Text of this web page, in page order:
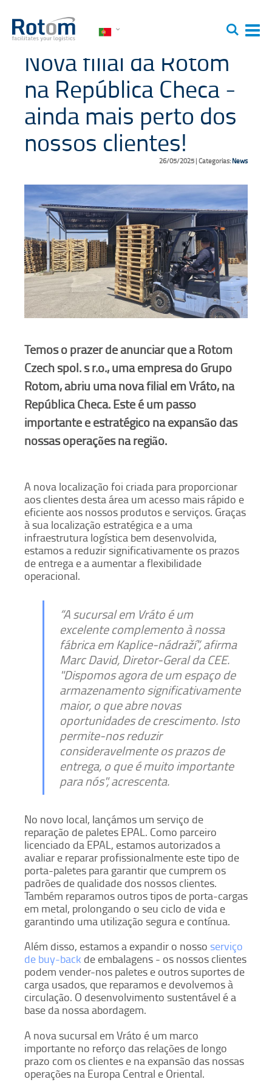
para
Nav
Nova filial da Rotom
na República Checa -
ainda mais perto dos
nossos clientes!
26/05/2025 | Categorias: News
Temos o prazer de anunciar que a Rotom
Czech spol. s r.o., uma empresa do Grupo
Rotom, abriu uma nova filial em Vráto, na
República Checa. Este é um passo
importante e estratégico na expansão das
nossas operações na região.
A nova localização foi criada para proporcionar
aos clientes desta área um acesso mais rápido e
eficiente aos nossos produtos e serviços. Graças
à sua localização estratégica e a uma
infraestrutura logística bem desenvolvida,
estamos a reduzir significativamente os prazos
de entrega e a aumentar a flexibilidade
operacional.
“A sucursal em Vráto é um
excelente complemento à nossa
fábrica em Kaplice-nádraží”, afirma
Marc David, Diretor-Geral da CEE.
"Dispomos agora de um espaço de
armazenamento significativamente
maior, o que abre novas
oportunidades de crescimento. Isto
permite-nos reduzir
consideravelmente os prazos de
entrega, o que é muito importante
para nós", acrescenta.
No novo local, lançámos um serviço de
reparação de paletes EPAL. Como parceiro
licenciado da EPAL, estamos autorizados a
avaliar e reparar profissionalmente este tipo de
porta-paletes para garantir que cumprem os
padrões de qualidade dos nossos clientes.
Também reparamos outros tipos de porta-cargas
em metal, prolongando o seu ciclo de vida e
garantindo uma utilização segura e contínua.
Além disso, estamos a expandir o nosso serviço
de buy-back de embalagens - os nossos clientes
podem vender-nos paletes e outros suportes de
carga usados, que reparamos e devolvemos à
circulação. O desenvolvimento sustentável é a
base da nossa abordagem.
A nova sucursal em Vráto é um marco
importante no reforço das relações de longo
prazo com os clientes e na expansão das nossas
operações na Europa Central e Oriental.